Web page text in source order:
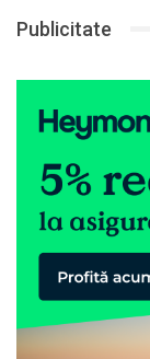
Publicitate